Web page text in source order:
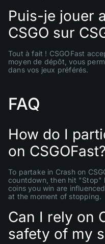
Puis-je jouer
CSGO sur
Tout à fait ! CSGOFast
moyen de dépôt, vous
dans vos jeux préférés.
FAQ
How do I
on CSGOFast?
To partake in Crash on
countdown, then hit "Stop"
coins you win are
at the moment of stopping.
Can I rely on
safety of my